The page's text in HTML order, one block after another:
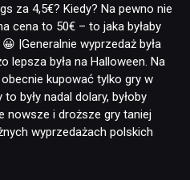
za 4,5€? Kiedy? Na pewno nie
cena to 50€ – to jaka byłaby
|Generalnie wyprzedaż była
lepsza była na Halloween. Na
kupować tylko gry w
były nadal dolary, byłoby
nowsze i droższe gry taniej
wyprzedażach polskich